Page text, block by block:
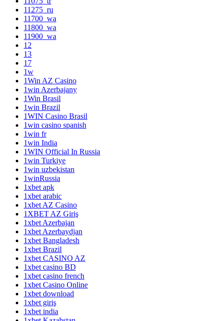
11275_ru
11700_wa
11800_wa
11900_wa
12
13
17
1w
1Win AZ Casino
1win Azerbajany
1Win Brasil
1win Brazil
1WIN Casino Brasil
1win casino spanish
1win fr
1win India
1WIN Official In Russia
1win Turkiye
1win uzbekistan
1winRussia
1xbet apk
1xbet arabic
1xbet AZ Casino
1XBET AZ Giriş
1xbet Azerbajan
1xbet Azerbaydjan
1xbet Bangladesh
1xbet Brazil
1xbet CASINO AZ
1xbet casino BD
1xbet casino french
1xbet Casino Online
1xbet download
1xbet giriş
1xbet india